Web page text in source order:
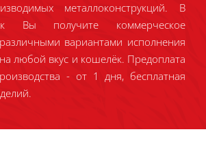
металлоконструкций. В
Вы получите коммерческое
вариантами исполнения
любой вкус и кошелёк. Предоплата
- от 1 дня, бесплатная